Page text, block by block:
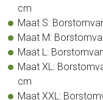
cm
Maat S:
Maat M:
Maat L:
Maat XL:
cm
Maat XXL: